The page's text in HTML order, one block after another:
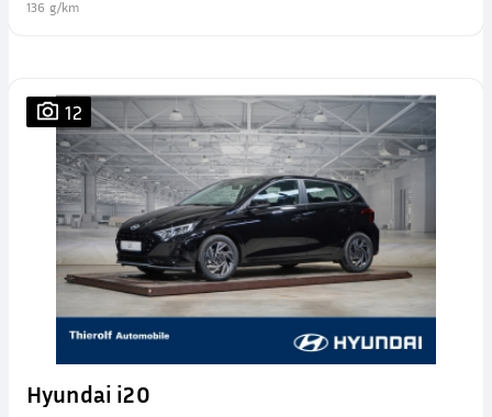
136 g/km
12
Hyundai i20